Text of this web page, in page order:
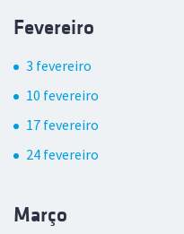
Fevereiro
3 fevereiro
10 fevereiro
17 fevereiro
24 fevereiro
Março